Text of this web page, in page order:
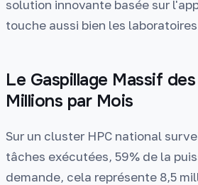
solution innovante basée sur
touche aussi bien les
Le Gaspillage Massif
Millions par Mois
Sur un cluster HPC national
tâches exécutées, 59% de la
demande, cela représente 8,5